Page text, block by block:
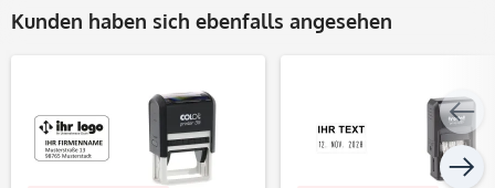
Kunden haben sich ebenfalls angesehen